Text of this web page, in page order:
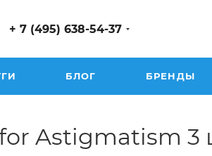
+ 7 (495) 638-54-37
БЛОГ БРЕНДЫ
Astigmatism 3